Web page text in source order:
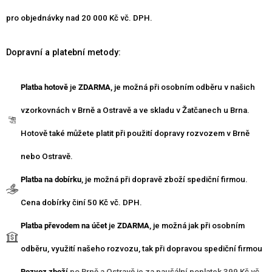
pro objednávky nad 20 000 Kč vč. DPH.
Dopravní a platební metody:
Platba hotově je ZDARMA , je možná při osobním odběru v našich
vzorkovnách v Brně a Ostravě a ve skladu v Žatčanech u Brna.
Hotově také můžete platit při použití dopravy rozvozem v Brně
nebo Ostravě.
Platba na dobírku , je možná při dopravě zboží spediční firmou.
Cena dobírky činí 50 Kč vč. DPH.
Platba převodem na účet je ZDARMA , je možná jak při osobním
odběru, využití našeho rozvozu, tak při dopravou spediční firmou